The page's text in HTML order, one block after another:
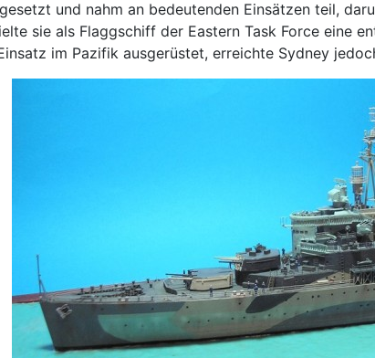
und nahm an bedeutenden Einsätzen teil,
sie als Flaggschiff der Eastern Task Force eine
im Pazifik ausgerüstet, erreichte Sydney